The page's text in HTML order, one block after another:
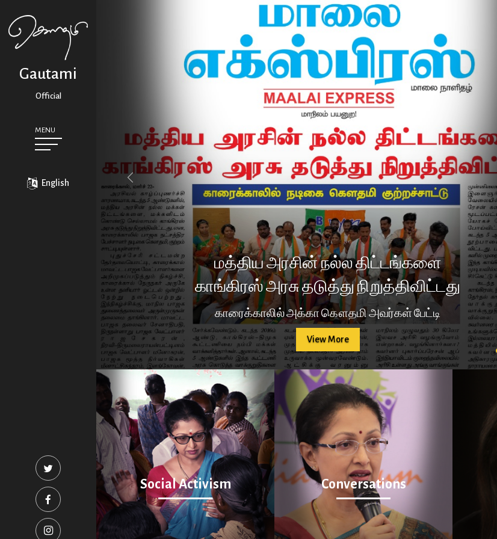
Gautami
Official
MENU
English
Home
Biography
Career
Production
Conversations
Social Activism
Social Media Feed
Downloads
Contact
Gautami
Life Again
32/33, 6th Street,
Chennai - 600041
Reach out to us
மத்திய அரசின் நல்ல திட்டங்களை
காங்கிரஸ் அரசு தடுத்து நிறுத்திவிட்டது
காரைக்காலில் அக்கா கௌதமி அவர்கள் பேட்டி
View More
Social Activism Conversations